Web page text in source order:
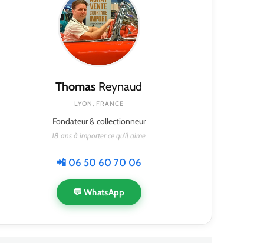
Thomas Reynaud
LYON, FRANCE
Fondateur & collectionneur
18 ans à importer ce qu'il aime
📲 06 50 60 70 06
💬 WhatsApp